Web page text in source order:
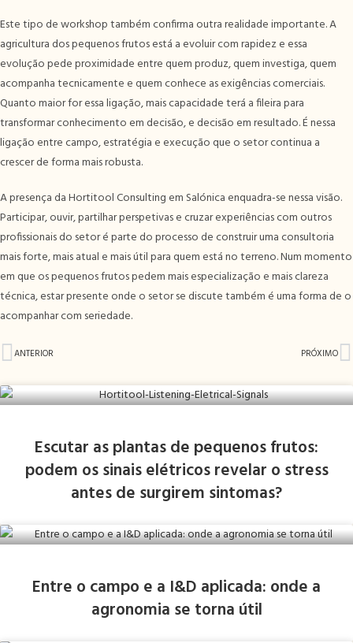
Este tipo de workshop também confirma outra realidade importante. A
agricultura dos pequenos frutos está a evoluir com rapidez e essa
evolução pede proximidade entre quem produz, quem investiga, quem
acompanha tecnicamente e quem conhece as exigências comerciais.
Quanto maior for essa ligação, mais capacidade terá a fileira para
transformar conhecimento em decisão, e decisão em resultado. É nessa
ligação entre campo, estratégia e execução que o setor continua a
crescer de forma mais robusta.
A presença da Hortitool Consulting em Salónica enquadra-se nessa visão.
Participar, ouvir, partilhar perspetivas e cruzar experiências com outros
profissionais do setor é parte do processo de construir uma consultoria
mais forte, mais atual e mais útil para quem está no terreno. Num momento
em que os pequenos frutos pedem mais especialização e mais clareza
técnica, estar presente onde o setor se discute também é uma forma de o
acompanhar com seriedade.
ANTERIOR PRÓXIMO
Escutar as plantas de pequenos frutos:
podem os sinais elétricos revelar o stress
antes de surgirem sintomas?
Entre o campo e a I&D aplicada: onde a
agronomia se torna útil